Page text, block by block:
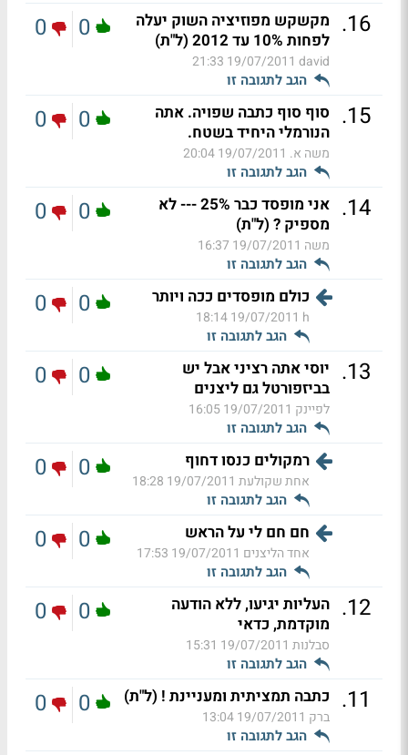
16
. מקשקש מפוזיציה השוק יעלה
לפחות 10% עד 2012 (ל"ת)
david
19/07/2011 21:33
הגב לתגובה זו
0
0
15
. סוף סוף כתבה שפויה. אתה
הנורמלי היחיד בשטח.
משה א. 19/07/2011 20:04
הגב לתגובה זו
0
0
14
.
אני מופסד כבר 25% --- לא
מספיק ? (ל"ת)
משה 19/07/2011 16:37
הגב לתגובה זו
0
0
כולם מופסדים ככה ויותר
h
19/07/2011 18:14
הגב לתגובה זו
0
0
13
. יוסי אתה רציני אבל יש
בביזפורטל גם ליצנים
לפיינק 19/07/2011 16:05
הגב לתגובה זו
0
0
רמקולים כנסו דחוף
אחת שקולעת 19/07/2011 18:28
הגב לתגובה זו
0
0
חם חם לי על הראש
אחד הליצנים 19/07/2011 17:53
הגב לתגובה זו
0
0
12
. העליות יגיעו, ללא הודעה
מוקדמת, כדאי
סבלנות 19/07/2011 15:31
הגב לתגובה זו
0
0
11
. כתבה תמציתית ומעניינת ! (ל"ת)
ברק 19/07/2011 13:04
הגב לתגובה זו
0
0